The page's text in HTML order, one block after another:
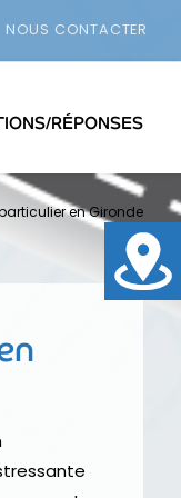
NOUS CONTACTER
RÉPONSES
en Gironde